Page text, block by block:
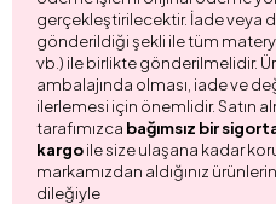
gerçekleştirilecektir. İade veya
gönderildiği şekli ile tüm
vb.) ile birlikte gönderilmelidir.
ambalajında olması, iade ve
ilerlemesi için önemlidir. Satın
tarafımızca bağımsız bir
kargoile size ulaşana kadar
markamızdan aldığınız
dileğiyle